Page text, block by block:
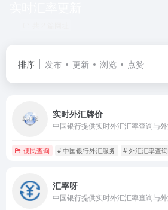
排序 发布 更新 浏览 点赞
实时外汇牌价
便民查询 # 中国银行外汇服务 # 外汇汇率查询
汇率呀